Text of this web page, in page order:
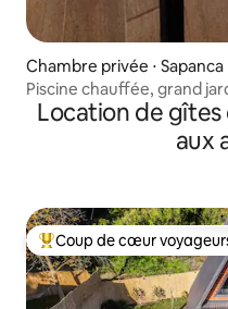
Chambre privée ⋅ Sapanca
Piscine chauffée, grand
Location de
aux
Coups de cœur
Coup de cœur